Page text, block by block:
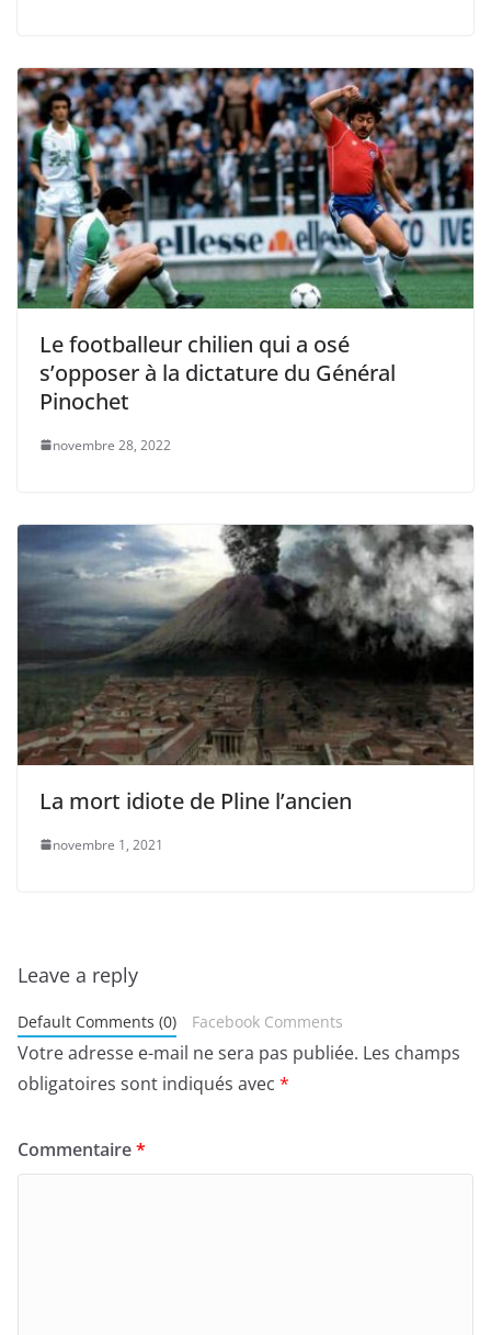
Le footballeur chilien qui a osé
s’opposer à la dictature du Général
Pinochet
novembre 28, 2022
La mort idiote de Pline l’ancien
novembre 1, 2021
Leave a reply
Default Comments (0) Facebook Comments
Votre adresse e-mail ne sera pas publiée. Les champs
obligatoires sont indiqués avec *
Commentaire*